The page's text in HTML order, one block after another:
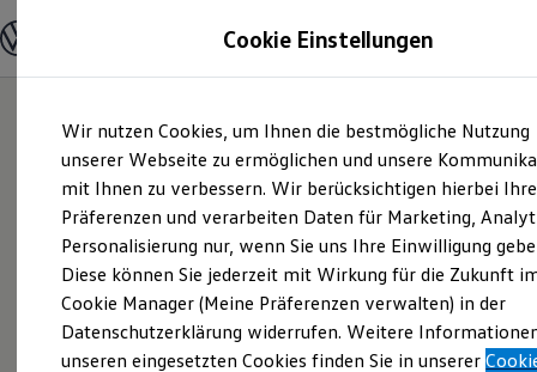
Hauptinhalt
springen
Footer
springen
Modelle und Konfigurator
Modelle vergleichen
Elektroautos
ENERGY Sondermodelle
Nutzfahrzeuge
SUV und CUV
Familienautos
Kombis
Kompaktwagen
Sportwagen
Schnell verfügbare Fahrzeuge
Angebote und Produkte
Aktuelle Angebote
Cookie Einstellungen
Wir nutzen Cookies, um Ihnen die bestmögliche Nutzung
unserer Webseite zu ermöglichen und unsere
mit Ihnen zu verbessern. Wir berücksichtigen hierbei Ihre
Präferenzen und verarbeiten Daten für Marketing,
Personalisierung nur, wenn Sie uns Ihre Einwilligung
Diese können Sie jederzeit mit Wirkung für die Zukunft
Cookie Manager (Meine Präferenzen verwalten) in der
Datenschutzerklärung widerrufen. Weitere
unseren eingesetzten Cookies finden Sie in unserer